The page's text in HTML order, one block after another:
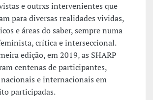
e outrxs intervenientes que
para diversas realidades vividas,
e áreas do saber, sempre numa
crítica e interseccional.
edição, em 2019, as SHARP
centenas de participantes,
e internacionais em
participadas.